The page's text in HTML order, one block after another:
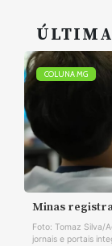
COLUNA MG
Minas
Foto: Tomaz Silva/
jornais e portais